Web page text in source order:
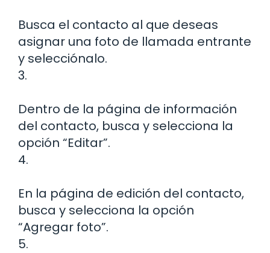
Busca el contacto al que deseas
asignar una foto de llamada entrante
y selecciónalo.
3.
Dentro de la página de información
del contacto, busca y selecciona la
opción “Editar”.
4.
En la página de edición del contacto,
busca y selecciona la opción
“Agregar foto”.
5.